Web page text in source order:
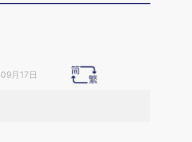
月17日